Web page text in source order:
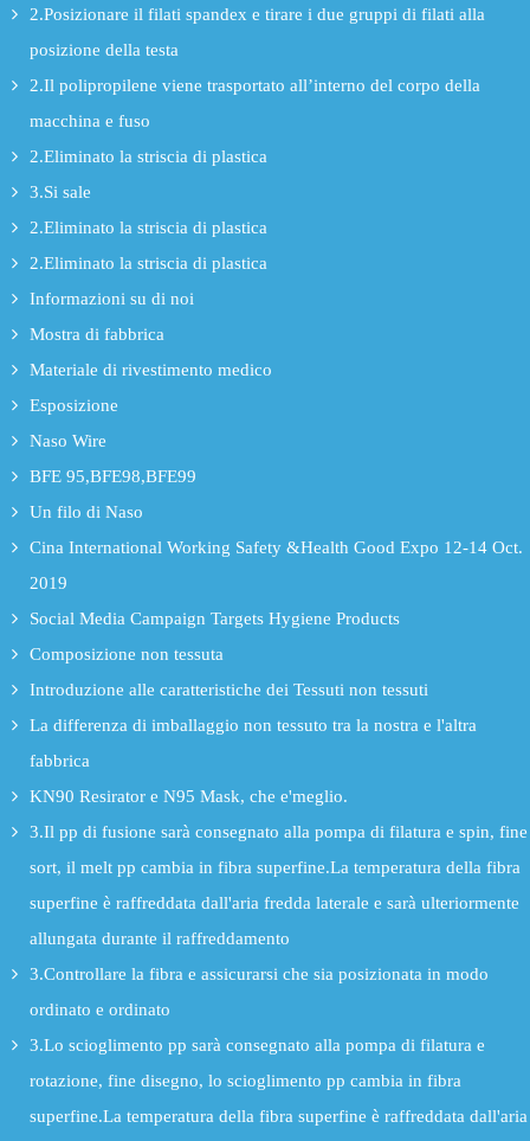
2.Posizionare il filati spandex e tirare i due gruppi di filati alla
posizione della testa
2.Il polipropilene viene trasportato all’interno del corpo della
macchina e fuso
2.Eliminato la striscia di plastica
3.Si sale
2.Eliminato la striscia di plastica
2.Eliminato la striscia di plastica
Informazioni su di noi
Mostra di fabbrica
Materiale di rivestimento medico
Esposizione
Naso Wire
BFE 95,BFE98,BFE99
Un filo di Naso
Cina International Working Safety &Health Good Expo 12-14 Oct.
2019
Social Media Campaign Targets Hygiene Products
Composizione non tessuta
Introduzione alle caratteristiche dei Tessuti non tessuti
La differenza di imballaggio non tessuto tra la nostra e l'altra
fabbrica
KN90 Resirator e N95 Mask, che e'meglio.
3.Il pp di fusione sarà consegnato alla pompa di filatura e spin, fine
sort, il melt pp cambia in fibra superfine.La temperatura della fibra
superfine è raffreddata dall'aria fredda laterale e sarà ulteriormente
allungata durante il raffreddamento
3.Controllare la fibra e assicurarsi che sia posizionata in modo
ordinato e ordinato
3.Lo scioglimento pp sarà consegnato alla pompa di filatura e
rotazione, fine disegno, lo scioglimento pp cambia in fibra
superfine.La temperatura della fibra superfine è raffreddata dall'aria